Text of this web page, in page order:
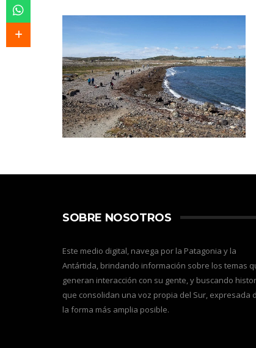
SOBRE NOSOTROS
Este medio digital, navega por la Patagonia y la
Antártida, brindando información sobre los temas
generan interacción con su gente, y buscando
que consolidan una voz propia del Sur, expresada
la forma más amplia posible.